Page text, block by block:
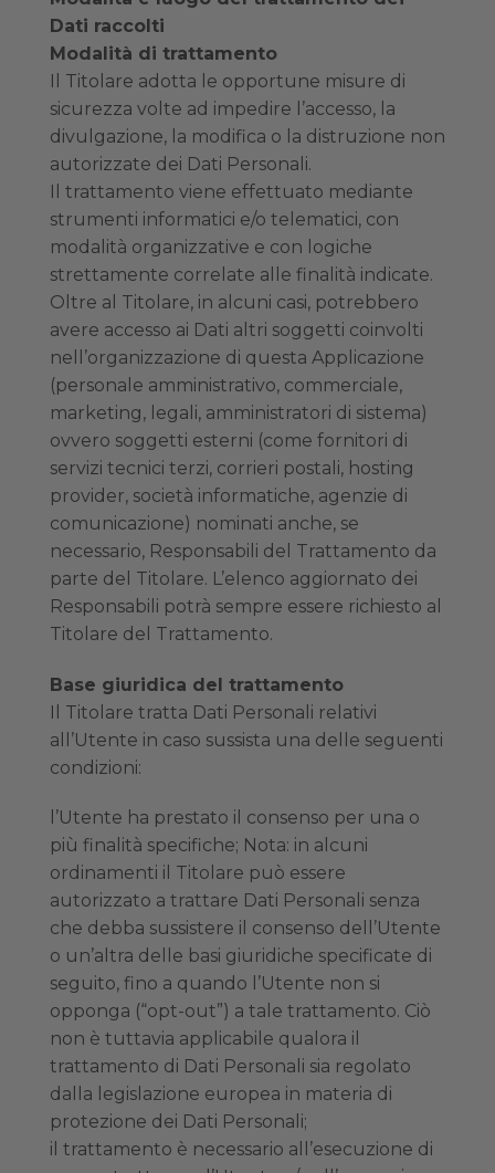
Dati raccolti
Modalità di trattamento
Il Titolare adotta le opportune misure di
sicurezza volte ad impedire l’accesso, la
divulgazione, la modifica o la distruzione non
autorizzate dei Dati Personali.
Il trattamento viene effettuato mediante
strumenti informatici e/o telematici, con
modalità organizzative e con logiche
strettamente correlate alle finalità indicate.
Oltre al Titolare, in alcuni casi, potrebbero
avere accesso ai Dati altri soggetti coinvolti
nell’organizzazione di questa Applicazione
(personale amministrativo, commerciale,
marketing, legali, amministratori di sistema)
ovvero soggetti esterni (come fornitori di
servizi tecnici terzi, corrieri postali, hosting
provider, società informatiche, agenzie di
comunicazione) nominati anche, se
necessario, Responsabili del Trattamento da
parte del Titolare. L’elenco aggiornato dei
Responsabili potrà sempre essere richiesto al
Titolare del Trattamento.
Base giuridica del trattamento
Il Titolare tratta Dati Personali relativi
all’Utente in caso sussista una delle seguenti
condizioni:
l’Utente ha prestato il consenso per una o
più finalità specifiche; Nota: in alcuni
ordinamenti il Titolare può essere
autorizzato a trattare Dati Personali senza
che debba sussistere il consenso dell’Utente
o un’altra delle basi giuridiche specificate di
seguito, fino a quando l’Utente non si
opponga (“opt-out”) a tale trattamento. Ciò
non è tuttavia applicabile qualora il
trattamento di Dati Personali sia regolato
dalla legislazione europea in materia di
protezione dei Dati Personali;
il trattamento è necessario all’esecuzione di